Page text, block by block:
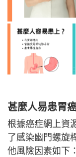
甚麼人易患胃
根據癌症網上資
了感染幽門螺旋
他風險因素如下